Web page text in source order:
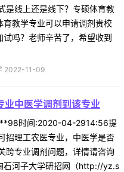
是线上还是线下？专硕体育教
教学专业可以申请调剂贵校
吗？老师辛苦了，希望收到
2022-11-09
业中医学调剂到该专业
时间:2020-04-2914:56提
招理工农医专业，中医学是否
跨专业调剂问题，详情请咨询
石河子大学研招网（http://yz.s